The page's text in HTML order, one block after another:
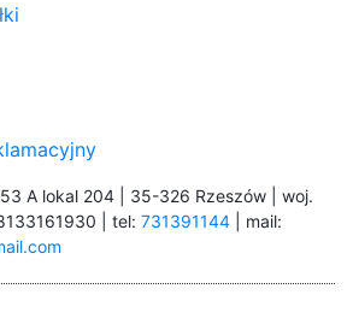
53 A lokal 204 | 35-326 Rzeszów | woj.
| tel: 731391144 | mail: